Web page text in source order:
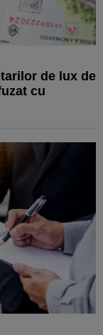
de lux de
cu